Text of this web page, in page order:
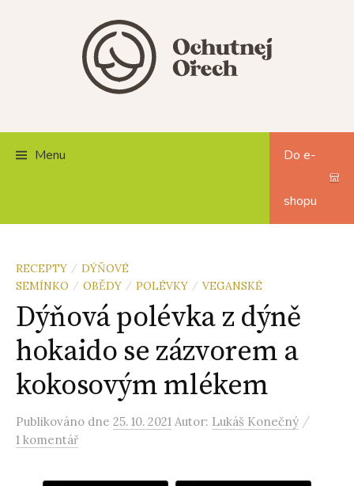
Menu Do e-
shopu
RECEPTY / DÝŇOVÉ
SEMÍNKO
/ OBĚDY / POLÉVKY / VEGANSKÉ
Dýňová polévka z dýně
hokaido se zázvorem a
kokosovým mlékem
Publikováno dne 25. 10. 2021 Autor: Lukáš Konečný /
1 komentář